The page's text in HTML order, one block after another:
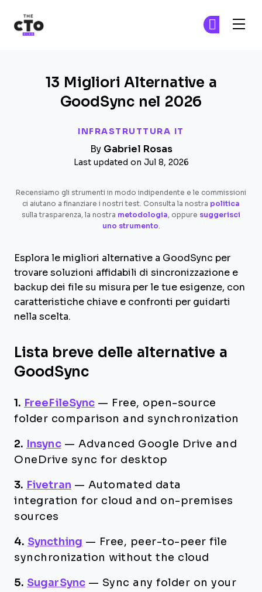
INFRASTRUTTURA IT
13 Migliori Alternative a
GoodSync nel 2026
By Gabriel Rosas
Last updated on Jul 8, 2026
Recensiamo gli strumenti in modo indipendente e le commissioni
ci aiutano a finanziare i nostri test. Consulta la nostra politica
sulla trasparenza, la nostra metodologia, oppure suggerisci
uno strumento.
Esplora le migliori alternative a GoodSync per
trovare soluzioni affidabili di sincronizzazione e
backup dei file su misura per le tue esigenze, con
caratteristiche chiave e confronti per guidarti
nella scelta.
Lista breve delle alternative a
GoodSync
1. FreeFileSync — Free, open-source
folder comparison and synchronization
2. Insync — Advanced Google Drive and
OneDrive sync for desktop
3. Fivetran — Automated data
integration for cloud and on-premises
sources
4. Syncthing — Free, peer-to-peer file
synchronization without the cloud
5. SugarSync — Sync any folder on your